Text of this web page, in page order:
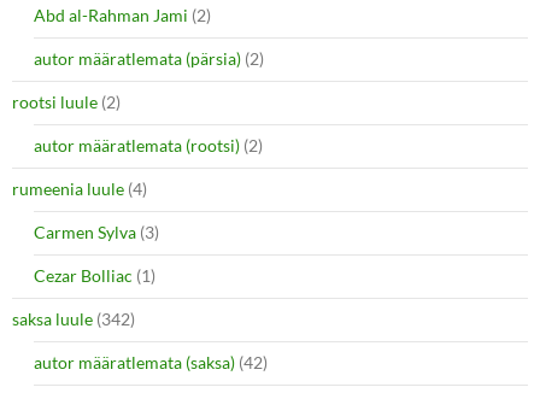
Abd al-Rahman Jami (2)
autor määratlemata (pärsia) (2)
rootsi luule (2)
autor määratlemata (rootsi) (2)
rumeenia luule (4)
Carmen Sylva (3)
Cezar Bolliac (1)
saksa luule (342)
autor määratlemata (saksa) (42)